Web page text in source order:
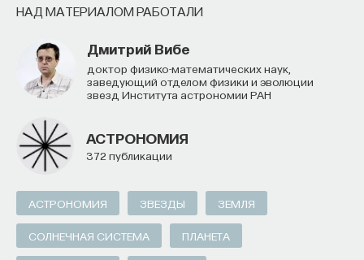
НАД МАТЕРИАЛОМ РАБОТАЛИ
Дмитрий Вибе
доктор физико-математических наук,
заведующий отделом физики и эволюции
звезд Института астрономии РАН
АСТРОНОМИЯ
372 публикации
АСТРОНОМИЯ ЗВЕЗДЫ ЗЕМЛЯ
СОЛНЕЧНАЯ СИСТЕМА ПЛАНЕТА